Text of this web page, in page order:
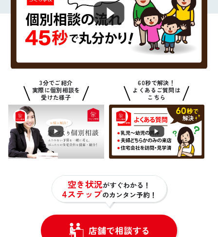
3分でご紹介
実際に個別相談を
受けた様子
60秒で解決！
よくあるご質問は
こちら
空き状況がすぐわかる！
4ステップのカンタン予約！
店舗で相談する